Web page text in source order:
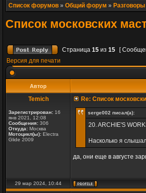
Список форумов » Общий форум » Разговоры
Список московских
Страница 15 из 15
[
Версия для печати
Автор
Temich
Зарегистрирован: 16
янв 2021, 12:08
Сообщения: 306
Откуда: Москва
Мотоцикл(ы): Electra
Glide 2009
Re: Список
serge002 писал(а):
20. ARCHIE'S
Насколько я
да, они еще в августе
29 мар 2024, 10:44